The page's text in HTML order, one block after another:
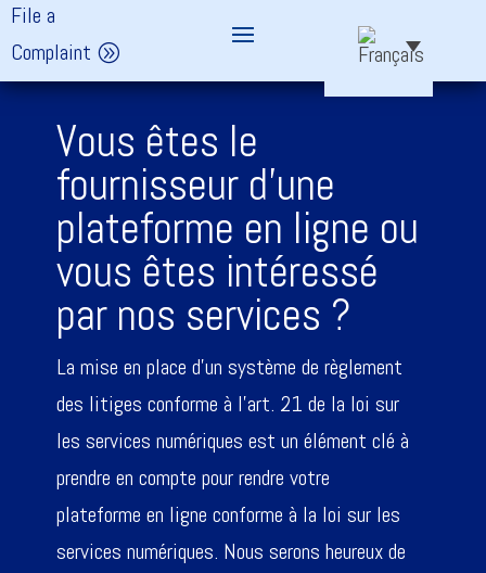
File a
Complaint
Vous êtes le
fournisseur d'une
plateforme en ligne ou
vous êtes intéressé
par nos services ?
La mise en place d’un système de règlement
des litiges conforme à l’art. 21 de la loi sur
les services numériques est un élément clé à
prendre en compte pour rendre votre
plateforme en ligne conforme à la loi sur les
services numériques. Nous serons heureux de